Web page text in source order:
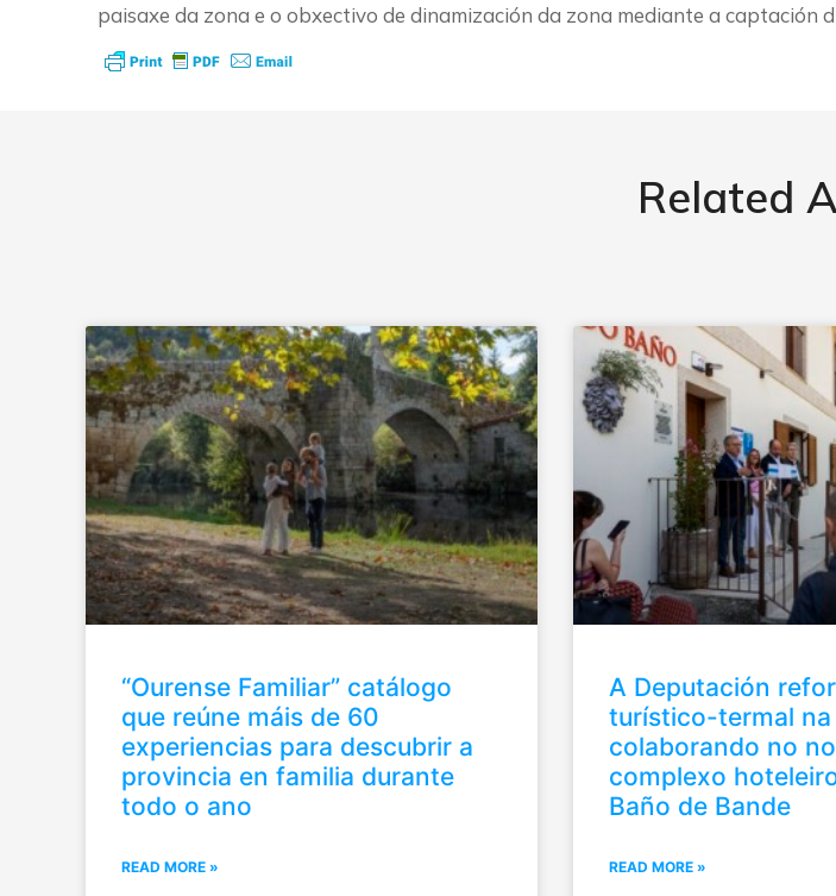
paisaxe da zona e o obxectivo de dinamización da zona mediante a captación
Related
“Ourense Familiar” catálogo
que reúne máis de 60
experiencias para descubrir a
provincia en familia durante
todo o ano
READ MORE »
A Deputación
turístico-termal na
colaborando no
complexo
Baño de Bande
READ MORE »